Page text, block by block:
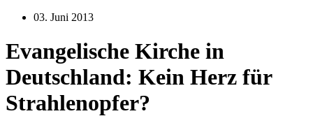
03. Juni 2013
Evangelische Kirche in
Deutschland: Kein Herz für
Strahlenopfer?